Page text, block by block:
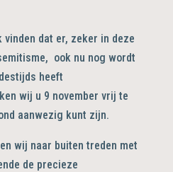
dat er, zeker in deze
ook nu nog wordt
heeft
wij u 9 november vrij te
aanwezig kunt zijn.
wij naar buiten treden met
de precieze